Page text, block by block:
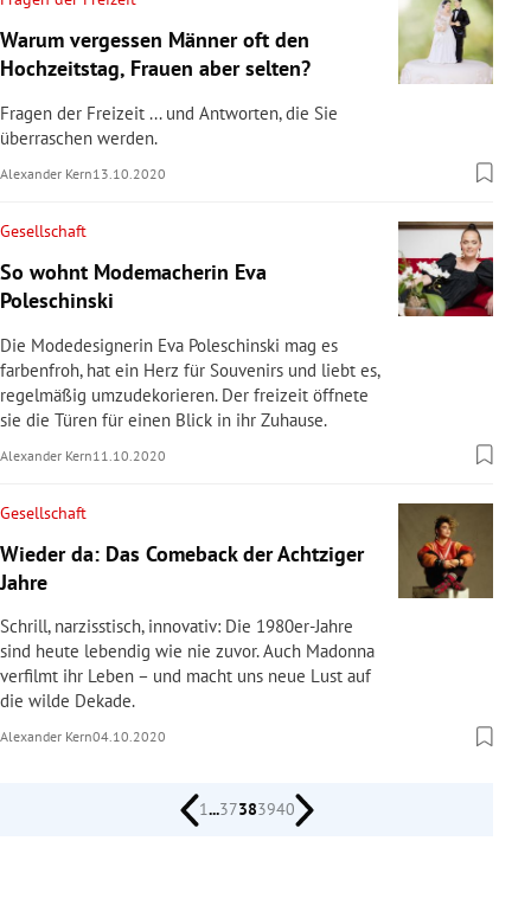
Warum vergessen Männer oft den
Hochzeitstag, Frauen aber selten?
Fragen der Freizeit ... und Antworten, die Sie
überraschen werden.
Alexander Kern13.10.2020
Gesellschaft
So wohnt Modemacherin Eva
Poleschinski
Die Modedesignerin Eva Poleschinski mag es
farbenfroh, hat ein Herz für Souvenirs und liebt es,
regelmäßig umzudekorieren. Der freizeit öffnete
sie die Türen für einen Blick in ihr Zuhause.
Alexander Kern11.10.2020
Gesellschaft
Wieder da: Das Comeback der Achtziger
Jahre
Schrill, narzisstisch, innovativ: Die 1980er-Jahre
sind heute lebendig wie nie zuvor. Auch Madonna
verfilmt ihr Leben – und macht uns neue Lust auf
die wilde Dekade.
Alexander Kern04.10.2020
1...37383940